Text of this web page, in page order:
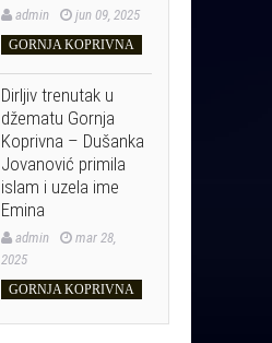
admin jun 09, 2025
GORNJA KOPRIVNA
Dirljiv trenutak u
džematu Gornja
Koprivna – Dušanka
Jovanović primila
islam i uzela ime
Emina
admin
mar 28,
2025
GORNJA KOPRIVNA